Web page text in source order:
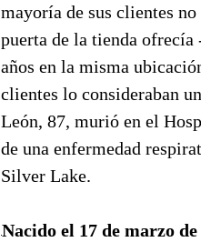
mayoría de sus clientes
puerta de la tienda ofrecía
años en la misma
clientes lo consideraban
León, 87, murió en el
de una enfermedad
Silver Lake.
Nacido el 17 de marzo